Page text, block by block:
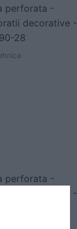
perforata -
decorative -
28
perforata -
decorative -